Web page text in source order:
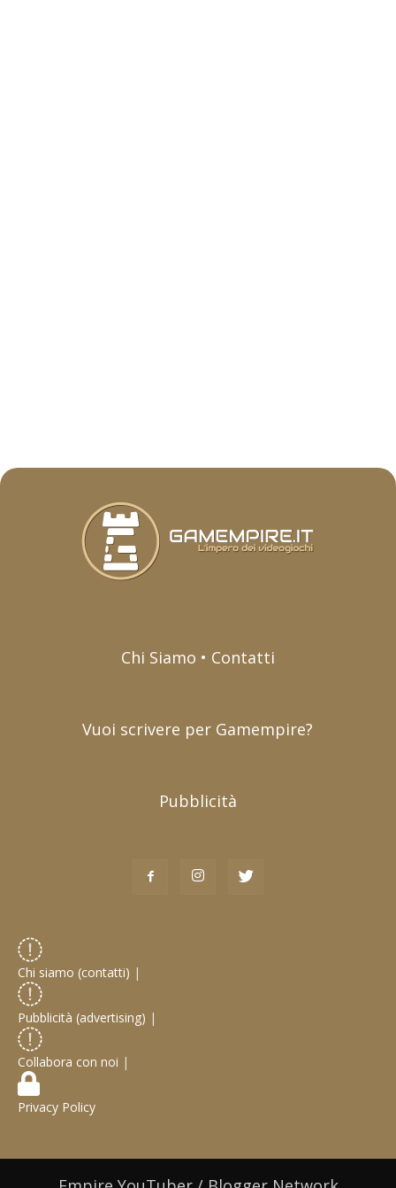
Chi Siamo • Contatti
Vuoi scrivere per Gamempire?
Pubblicità
Chi siamo (contatti) |
Pubblicità (advertising) |
Collabora con noi |
Privacy Policy